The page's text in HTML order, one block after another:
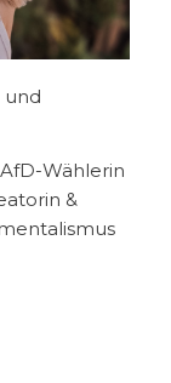
und
Wählerin
&